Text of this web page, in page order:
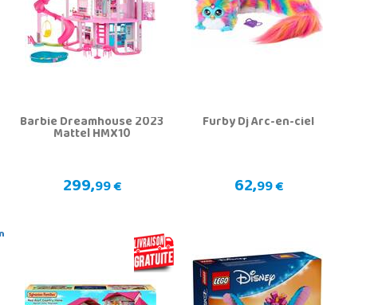
Barbie Dreamhouse 2023
Mattel HMX10
299,99 €
Furby Dj Arc-en-ciel
62,99 €